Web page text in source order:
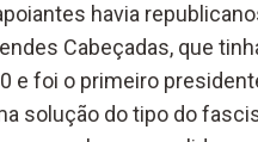
havia
Cabeçadas, que
e foi o primeiro
solução do tipo do